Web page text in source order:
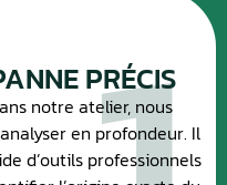
PRÉCIS
notre atelier, nous
en profondeur. Il
d’outils professionnels